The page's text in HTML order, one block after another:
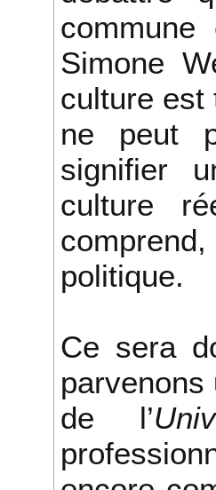
Simone
culture est
ne peut
signifier
culture
politique.
Ce sera
de l’